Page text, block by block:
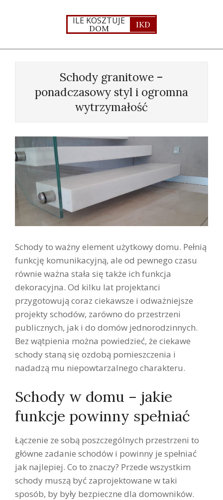
ILE KOSZTUJE
DOM IKD
Schody granitowe –
ponadczasowy styl i ogromna
wytrzymałość
Schody to ważny element użytkowy domu. Pełnią
funkcję komunikacyjną, ale od pewnego czasu
równie ważna stała się także ich funkcja
dekoracyjna. Od kilku lat projektanci
przygotowują coraz ciekawsze i odważniejsze
projekty schodów, zarówno do przestrzeni
publicznych, jak i do domów jednorodzinnych.
Bez wątpienia można powiedzieć, że ciekawe
schody staną się ozdobą pomieszczenia i
nadadzą mu niepowtarzalnego charakteru.
Schody w domu – jakie
funkcje powinny spełniać
Łączenie ze sobą poszczególnych przestrzeni to
główne zadanie schodów i powinny je spełniać
jak najlepiej. Co to znaczy? Przede wszystkim
schody muszą być zaprojektowane w taki
sposób, by były bezpieczne dla domowników.